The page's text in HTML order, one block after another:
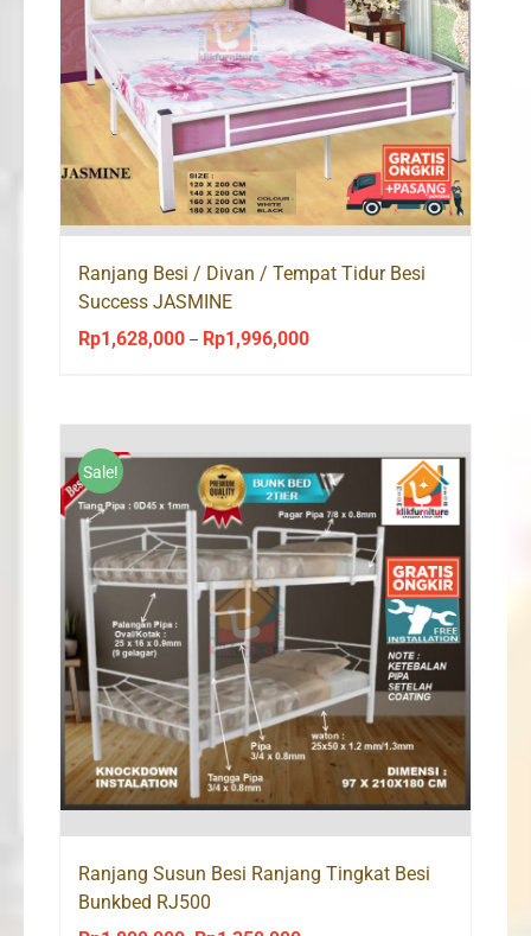
Ranjang Besi / Divan / Tempat Tidur Besi
Success JASMINE
Rp1,628,000 – Rp1,996,000Price
Rp1,996,000
Sale!
Ranjang Susun Besi Ranjang Tingkat Besi
Bunkbed RJ500